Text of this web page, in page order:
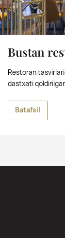
Bustan
Restoran
dastxati
Batafsil